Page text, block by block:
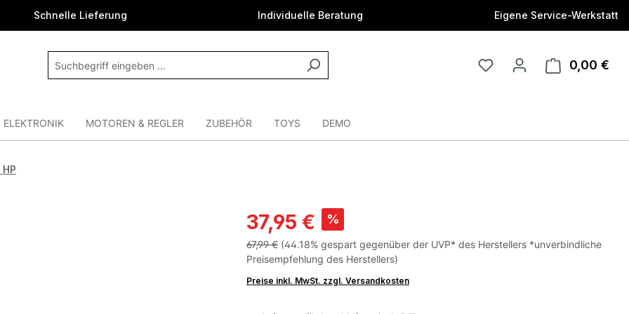
Schnelle Lieferung Individuelle Beratung Eigene Service-Werkstatt
0,00 €
ELEKTRONIK MOTOREN & REGLER ZUBEHÖR TOYS DEMO
37,95 € %
67,99 € (44.18% gespart gegenüber der UVP* des Herstellers *unverbindliche
Preisempfehlung des Herstellers)
Preise inkl. MwSt. zzgl. Versandkosten